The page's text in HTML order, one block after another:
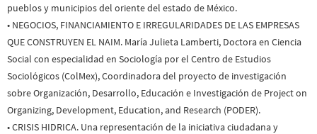
pueblos y municipios del oriente del estado de México.
• NEGOCIOS, FINANCIAMIENTO E IRREGULARIDADES DE LAS EMPRESAS
QUE CONSTRUYEN EL NAIM. María Julieta Lamberti, Doctora en Ciencia
Social con especialidad en Sociología por el Centro de Estudios
Sociológicos (ColMex), Coordinadora del proyecto de investigación
sobre Organización, Desarrollo, Educación e Investigación de Project on
Organizing, Development, Education, and Research (PODER).
•CRISIS HIDRICA. Una representación de la iniciativa ciudadana y